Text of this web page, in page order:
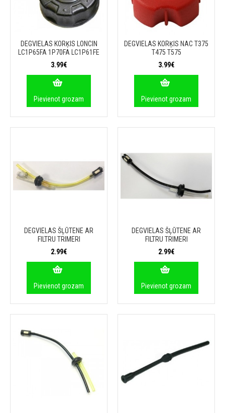
DEGVIELAS KORĶIS LONCIN
LC1P65FA 1P70FA LC1P61FE
3.99€
Pievienot grozam
DEGVIELAS KORĶIS NAC T375
T475 T575
3.99€
Pievienot grozam
DEGVIELAS ŠĻŪTENE AR
FILTRU TRIMERI
2.99€
Pievienot grozam
DEGVIELAS ŠĻŪTENE AR
FILTRU TRIMERI
2.99€
Pievienot grozam